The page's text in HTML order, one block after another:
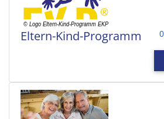
Eltern-Kind-Programm